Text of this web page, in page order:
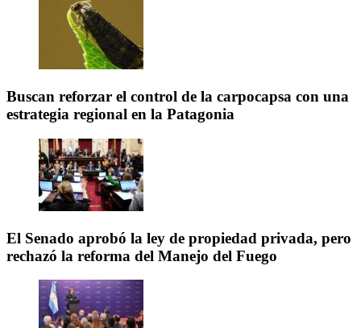
Buscan reforzar el control de la carpocapsa con una
estrategia regional en la Patagonia
El Senado aprobó la ley de propiedad privada, pero
rechazó la reforma del Manejo del Fuego